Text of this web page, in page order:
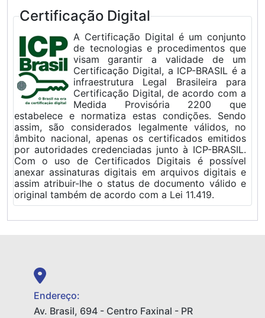
Certificação Digital
A Certificação Digital é um conjunto
de tecnologias e procedimentos que
visam garantir a validade de um
Certificação Digital, a ICP-BRASIL é a
infraestrutura Legal Brasileira para
Certificação Digital, de acordo com a
Medida Provisória 2200 que
estabelece e normatiza estas condições. Sendo
assim, são considerados legalmente válidos, no
âmbito nacional, apenas os certificados emitidos
por autoridades credenciadas junto à ICP-BRASIL.
Com o uso de Certificados Digitais é possível
anexar assinaturas digitais em arquivos digitais e
assim atribuir-lhe o status de documento válido e
original também de acordo com a Lei 11.419.
Endereço:
Av. Brasil, 694 - Centro Faxinal - PR